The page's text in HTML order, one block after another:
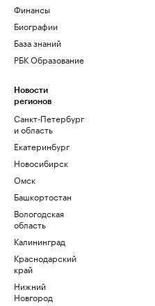
Финансы
Биографии
База знаний
РБК Образование
Новости
регионов
Санкт-Петербург
и область
Екатеринбург
Новосибирск
Омск
Башкортостан
Вологодская
область
Калининград
Краснодарский
край
Нижний
Новгород